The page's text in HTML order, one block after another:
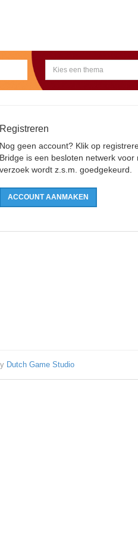
Kies een thema
Registreren
Nog geen account? Klik op
Bridge is een besloten netwerk
verzoek wordt z.s.m. goedgekeurd.
ACCOUNT AANMAKEN
Dutch Game Studio